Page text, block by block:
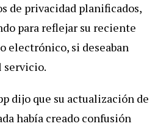
de privacidad planificados,
para reflejar su reciente
electrónico, si deseaban
servicio.
dijo que su actualización de
había creado confusión